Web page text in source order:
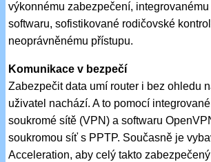
výkonnému zabezpečení,
softwaru, sofistikované rodičovské
neoprávněnému přístupu.
Komunikace v bezpečí
Zabezpečit data umí router i bez ohledu
uživatel nachází. A to pomocí
soukromé sítě (VPN) a softwaru
soukromou síť s PPTP. Současně je
Acceleration, aby celý takto